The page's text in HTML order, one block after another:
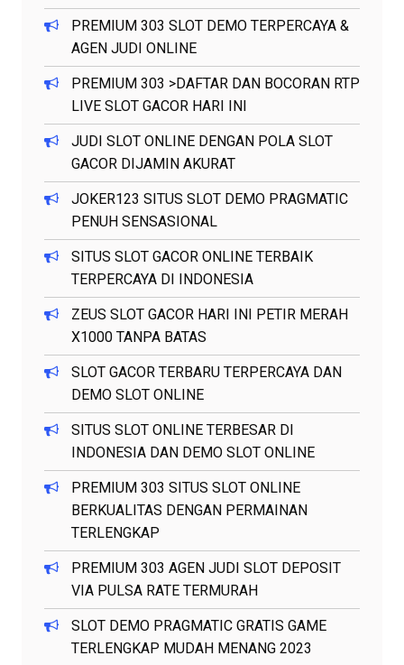
PREMIUM 303 SLOT DEMO TERPERCAYA &
AGEN JUDI ONLINE
PREMIUM 303 >DAFTAR DAN BOCORAN RTP
LIVE SLOT GACOR HARI INI
JUDI SLOT ONLINE DENGAN POLA SLOT
GACOR DIJAMIN AKURAT
JOKER123 SITUS SLOT DEMO PRAGMATIC
PENUH SENSASIONAL
SITUS SLOT GACOR ONLINE TERBAIK
TERPERCAYA DI INDONESIA
ZEUS SLOT GACOR HARI INI PETIR MERAH
X1000 TANPA BATAS
SLOT GACOR TERBARU TERPERCAYA DAN
DEMO SLOT ONLINE
SITUS SLOT ONLINE TERBESAR DI
INDONESIA DAN DEMO SLOT ONLINE
PREMIUM 303 SITUS SLOT ONLINE
BERKUALITAS DENGAN PERMAINAN
TERLENGKAP
PREMIUM 303 AGEN JUDI SLOT DEPOSIT
VIA PULSA RATE TERMURAH
SLOT DEMO PRAGMATIC GRATIS GAME
TERLENGKAP MUDAH MENANG 2023